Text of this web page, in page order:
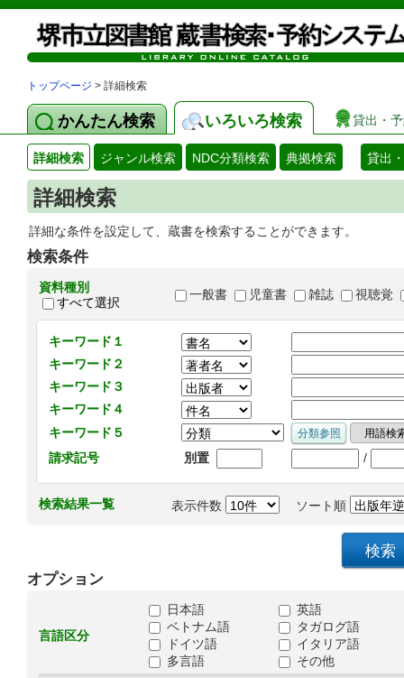
トップページ > 詳細検索
かんたん検索 いろいろ検索 貸出・
詳細検索 ジャンル検索 NDC分類検索 典拠検索 貸出
詳細検索
詳細な条件を設定して、蔵書を検索することができます。
検索条件
資料種別
すべて選択
一般書 児童書 雑誌 視聴覚
キーワード１
キーワード２
キーワード３
キーワード４
キーワード５
請求記号
別置 /
検索結果一覧 表示件数 ソート順
オプション
言語区分
日本語
英語
ベトナム語
タガログ語
ドイツ語
イタリア語
多言語
その他